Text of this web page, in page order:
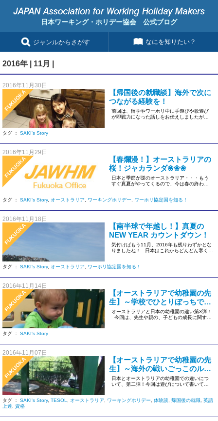
日本ワーキング・ホリデー協会 公式ブログ
ジャンルからさがす なにを知りたい？
2016年 | 11月 |
2016年11月30日
FUKUOKA
【帰国後の就職談】海外で次に
つながる経験を！
前回は、留学やワーホリ中に手遊びや歌遊び
が即戦力になった話しをお伝えしましたが、
タグ ： SAKI's Story
2016年11月29日
FUKUOKA
【春爛漫！】オーストラリアの
桜！ジャカランダ❀❀❀
日本と季節が逆のオーストラリア・・・もう
すぐ真夏がやってくるので、今は春の終わり
タグ ： SAKI's Story, オーストラリア ワーキングホリデー ワーホリ協定国を知る！
2016年11月18日
FUKUOKA
【南半球で年越し！】真夏の
NEW YEAR カウントダウン！
気付けばもう11月。2016年も残りわずかとな
りましたね！ 日本はこれからどんどん寒くな
タグ ： SAKI's Story, オーストラリア ワーホリ協定国を知る！
2016年11月14日
FUKUOKA
【オーストラリアで幼稚園の先
生】～学校でひとりぼっちでも
問題なし！～
オーストラリアと日本の幼稚園の違い第3弾！
今回は、先生や親の、子どもの成長に関する
タグ ： SAKI's Story
2016年11月07日
FUKUOKA
【オーストラリアで幼稚園の先
生】～海外の戦いごっこのルー
ルって？～
日本とオーストラリアの幼稚園での違いにつ
いて、第二弾！今回は遊びについて書いてい
タグ ： SAKI's Story, TESOL オーストラリア ワーキングホリデー 体験談 帰国後の就職 英語
上達
資格